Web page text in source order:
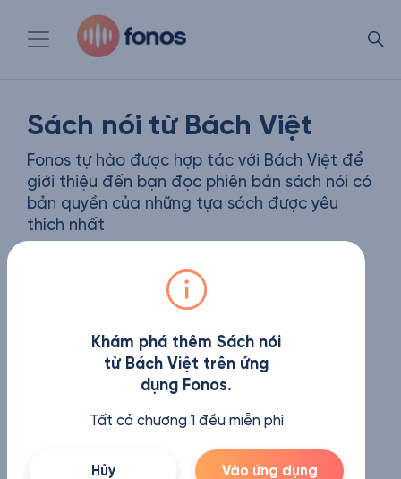
Sách nói từ Bách Việt
Fonos tự hào được hợp tác với Bách Việt để
giới thiệu đến bạn đọc phiên bản sách nói có
bản quyền của những tựa sách được yêu
thích nhất
Khám phá thêm Sách nói
từ Bách Việt trên ứng
dụng Fonos.
Tất cả chương 1 đều miễn phí
Hủy Vào ứng dụng